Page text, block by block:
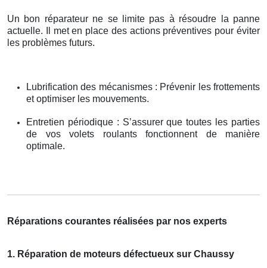
Un bon réparateur ne se limite pas à résoudre la panne
actuelle. Il met en place des actions préventives pour éviter
les problèmes futurs.
Lubrification des mécanismes : Prévenir les frottements
et optimiser les mouvements.
Entretien périodique : S’assurer que toutes les parties
de vos volets roulants fonctionnent de manière
optimale.
Réparations courantes réalisées par nos experts
1. Réparation de moteurs défectueux sur Chaussy